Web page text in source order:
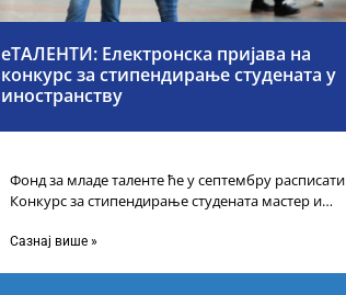
еТАЛЕНТИ: Електронска пријава на
конкурс за стипендирање студената у
иностранству
Фонд за младе таленте ће у септембру расписати
Конкурс за стипендирање студената мастер и
Сазнај више »